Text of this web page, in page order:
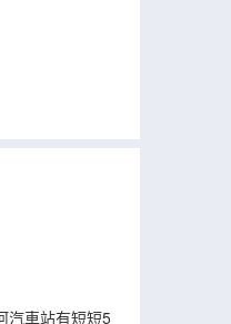
汽車站有短短5